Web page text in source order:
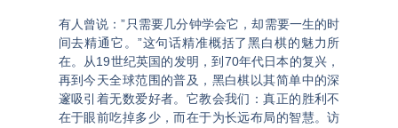
有人曾说：”只需要几分钟学会它，却需要一生的时
间去精通它。”这句话精准概括了黑白棋的魅力所
在。从19世纪英国的发明，到70年代日本的复兴，
再到今天全球范围的普及，黑白棋以其简单中的深
邃吸引着无数爱好者。它教会我们：真正的胜利不
在于眼前吃掉多少，而在于为长远布局的智慧。访